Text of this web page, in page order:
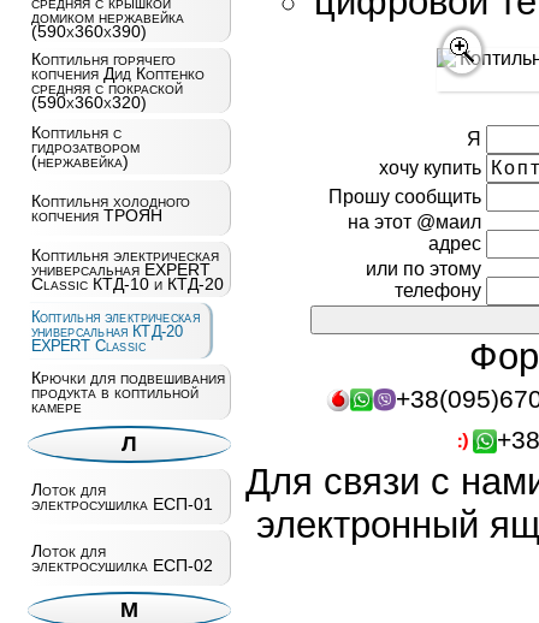
домиком нержавейка
(590x360x390)
Коптильня горячего
копчения Дид Коптенко
средняя с покраской
(590x360x320)
Коптильня с
гидрозатвором
(нержавейка)
Коптильня холодного
копчения ТРОЯН
Коптильня электрическая
универсальная EXPERT
Classic КТД-10 и КТД-20
Коптильня электрическая
универсальная КТД-20
EXPERT Classic
Крючки для подвешивания
продукта в коптильной
камере
Л
Лоток для
электросушилка ЕСП-01
Лоток для
электросушилка ЕСП-02
М
Я
хочу купить
Прошу сообщить
на этот @маил
адрес
или по этому
телефону
Для связи с
электронный